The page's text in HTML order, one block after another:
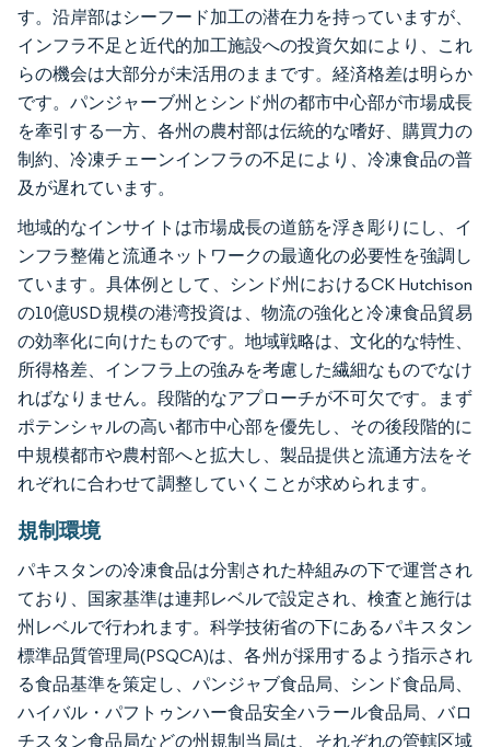
す。沿岸部はシーフード加工の潜在力を持っていますが、
インフラ不足と近代的加工施設への投資欠如により、これ
らの機会は大部分が未活用のままです。経済格差は明らか
です。パンジャーブ州とシンド州の都市中心部が市場成長
を牽引する一方、各州の農村部は伝統的な嗜好、購買力の
制約、冷凍チェーンインフラの不足により、冷凍食品の普
及が遅れています。
地域的なインサイトは市場成長の道筋を浮き彫りにし、イ
ンフラ整備と流通ネットワークの最適化の必要性を強調し
ています。具体例として、シンド州におけるCK Hutchison
の10億USD規模の港湾投資は、物流の強化と冷凍食品貿易
の効率化に向けたものです。地域戦略は、文化的な特性、
所得格差、インフラ上の強みを考慮した繊細なものでなけ
ればなりません。段階的なアプローチが不可欠です。まず
ポテンシャルの高い都市中心部を優先し、その後段階的に
中規模都市や農村部へと拡大し、製品提供と流通方法をそ
れぞれに合わせて調整していくことが求められます。
規制環境
パキスタンの冷凍食品は分割された枠組みの下で運営され
ており、国家基準は連邦レベルで設定され、検査と施行は
州レベルで行われます。科学技術省の下にあるパキスタン
標準品質管理局(PSQCA)は、各州が採用するよう指示され
る食品基準を策定し、パンジャブ食品局、シンド食品局、
ハイバル・パフトゥンハー食品安全ハラール食品局、バロ
チスタン食品局などの州規制当局は、それぞれの管轄区域